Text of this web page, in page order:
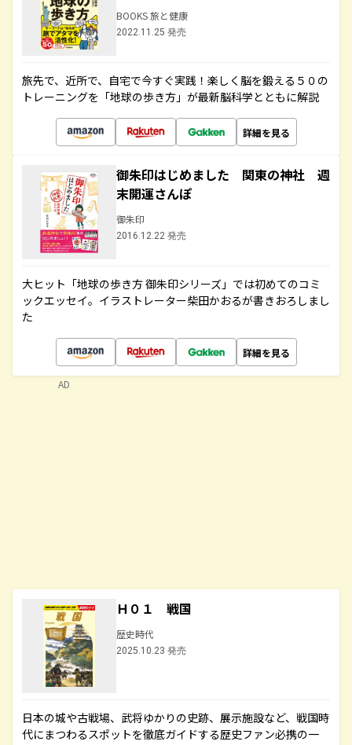
BOOKS 旅と健康
2022.11.25 発売
旅先で、近所で、自宅で今すぐ実践！楽しく脳を鍛える５０の
トレーニングを「地球の歩き方」が最新脳科学とともに解説
詳細を見る
御朱印はじめました 関東の神社 週
末開運さんぽ
御朱印
2016.12.22 発売
大ヒット「地球の歩き方 御朱印シリーズ」では初めてのコミ
ックエッセイ。イラストレーター柴田かおるが書きおろしまし
た
詳細を見る
Ｈ０１ 戦国
歴史時代
2025.10.23 発売
日本の城や古戦場、武将ゆかりの史跡、展示施設など、戦国時
代にまつわるスポットを徹底ガイドする歴史ファン必携の一
AD